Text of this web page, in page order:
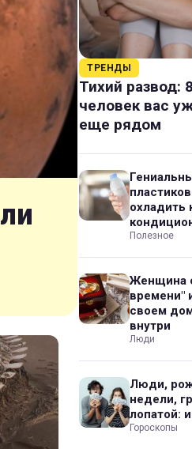
ТРЕНДЫ
Тихий развод:
человек вас
еще рядом
охладить
Полезное
Женщина
времени"
своем
внутри
Люди
Люди,
недели,
лопатой:
Гороскопы